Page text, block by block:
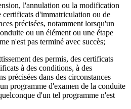
l'annulation ou la modification
certificats d'immatriculation ou de
précisées, notamment lorsqu'un
ou un élément ou une étape
n'est pas terminé avec succès;
des permis, des certificats
à des conditions, à des
précisées dans des circonstances
programme d'examen de la conduite
d'un tel programme n'est